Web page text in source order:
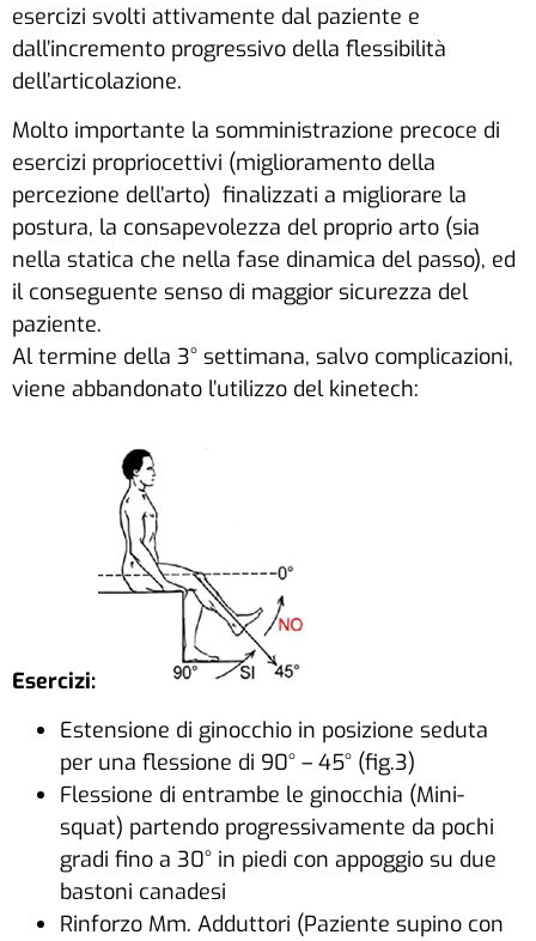
esercizi svolti attivamente dal paziente e
dall’incremento progressivo della flessibilità
dell’articolazione.
Molto importante la somministrazione precoce di
esercizi propriocettivi (miglioramento della
percezione dell’arto) finalizzati a migliorare la
postura, la consapevolezza del proprio arto (sia
nella statica che nella fase dinamica del passo), ed
il conseguente senso di maggior sicurezza del
paziente.
Al termine della 3° settimana, salvo complicazioni,
viene abbandonato l’utilizzo del kinetech:
Esercizi:
Estensione di ginocchio in posizione seduta
per una flessione di 90° – 45° (fig.3)
Flessione di entrambe le ginocchia (Mini-
squat) partendo progressivamente da pochi
gradi fino a 30° in piedi con appoggio su due
bastoni canadesi
Rinforzo Mm. Adduttori (Paziente supino con